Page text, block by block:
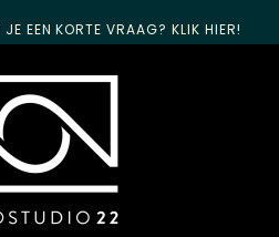
JE EEN KORTE VRAAG? KLIK HIER!